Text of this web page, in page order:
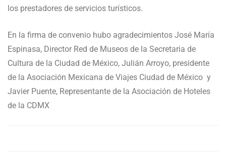
los prestadores de servicios turísticos.
En la firma de convenio hubo agradecimientos José María
Espinasa, Director Red de Museos de la Secretaria de
Cultura de la Ciudad de México, Julián Arroyo, presidente
de la Asociación Mexicana de Viajes Ciudad de México y
Javier Puente, Representante de la Asociación de Hoteles
de la CDMX